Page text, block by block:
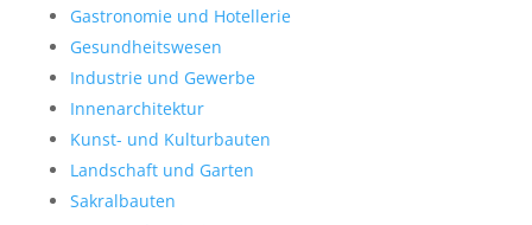
Gastronomie und Hotellerie
Gesundheitswesen
Industrie und Gewerbe
Innenarchitektur
Kunst- und Kulturbauten
Landschaft und Garten
Sakralbauten